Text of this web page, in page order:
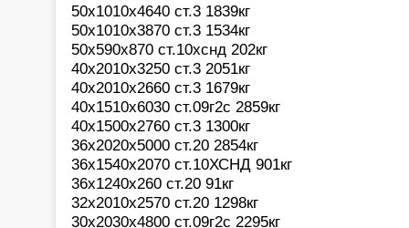
50х1010х4640 ст.3 1839кг
50х1010х3870 ст.3 1534кг
50х590х870 ст.10хснд 202кг
40х2010х3250 ст.3 2051кг
40х2010х2660 ст.3 1679кг
40х1510х6030 ст.09г2с 2859кг
40х1500х2760 ст.3 1300кг
36х2020х5000 ст.20 2854кг
36х1540х2070 ст.10ХСНД 901кг
36х1240х260 ст.20 91кг
32х2010х2570 ст.20 1298кг
30х2030х4800 ст.09г2с 2295кг